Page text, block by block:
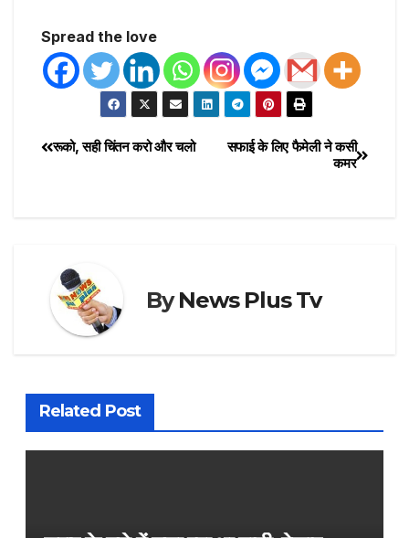
Spread the love
सफाई के लिए फैमेली ने कसी
कमर
रूको, सही चिंतन करो और चलो
ByNews Plus Tv
Related Post